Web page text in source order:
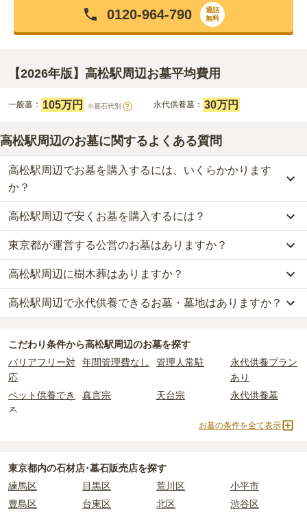
0120-964-790
通話
無料
【2026年版】高松駅周辺お墓平均費用
一般墓： 105万円 ※墓石代別 ? 永代供養墓： 30万円
高松駅周辺のお墓に関するよくある質問
高松駅周辺でお墓を購入するには、いくらかかります
か？
高松駅周辺での購入費用の目安は、一般墓が約272万円、永代供養
墓が約30万円です。
一般墓を建てる場合は、「永代使用料（土地代）」と「墓石代」の
2つが主な費用となります。
高松駅周辺の一般墓の永代使用料の平均は
東
素材によって変わります。
使用料のみかかります。
なお、お墓によっては以下の費用が別途かかる場合があります。
・
：お墓を新しく建てた際に行う儀式のための費
用。僧侶に渡すお布施がかかります。
・
正確な費用は、区画や石材の選び方によって大きく変わるため、見
積もりを取るまで確定しません。
高松駅周辺で安くお墓を購入するには？
高松駅周辺で一番安価なお墓は、寶積寺 の一般墓 で、
(墓石
代別)からお求めいただけます。
一般的に最も費用を抑えられるのは、他の方のご遺骨と一緒に埋葬
する「合祀墓（ごうしぼ）」と呼ばれるタイプです。個別のお墓に
比べて省スペースで管理の手間がかからないため、費用が安く設定
価格の目安は、1名あたり5万円〜30万円程度です。
高松駅周辺で安価なお墓を探したい場合は、価格の安い順で並び替
えてお墓を探すのがおすすめです。
東京都が運営する公営のお墓はありますか？
高松駅周辺には、公営の霊園の掲載がありません。
一方で、東京都内には、県または市区町村が運営する公営の霊園が
16件あります。
れているケースがほとんどです。
主な条件として、遺骨がすでにある、該当の市区町村に一定年数以
上住んでいるなどが挙げられます。
条件を満たさない場合は、申し込み自体ができないことも多いた
め、事前の確認が重要です。
契約条件の詳細は、各霊園のページをご確認いただくか、資料請求
高松駅周辺に樹木葬はありますか？
高松駅周辺には、樹木葬の掲載がありません。
自然葬をお考えの場合は、海洋散骨もご検討ください。
高松駅周辺で永代供養できるお墓・墓地はありますか？
詳しくは、高松駅周辺の永代供養の一覧をご覧ください。
こだわり条件から高松駅周辺のお墓を探す
バリアフリー対
応
年間管理費なし 管理人常駐
永代供養プラン
あり
ペット供養でき
る
真言宗 天台宗 永代供養墓
お墓の条件を全て表示
東京都内の石材店･墓石販売店を探す
練馬区
目黒区 荒川区
小平市
豊島区
台東区 北区
渋谷区